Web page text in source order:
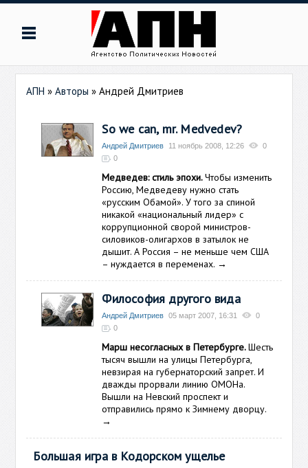
АПН »Авторы »Андрей Дмитриев
So we can, mr. Medvedev?
Андрей Дмитриев 11 ноябрь 2008, 12:26
0
0
Медведев: стиль эпохи.Чтобы изменить
Россию, Медведеву нужно стать
«русским Обамой». У того за спиной
никакой «национальный лидер» с
коррупционной сворой министров-
силовиков-олигархов в затылок не
дышит. А Россия – не меньше чем США
– нуждается в переменах. →
Философия другого вида
Андрей Дмитриев 05 март 2007, 16:31
0
0
Марш несогласных в Петербурге.Шесть
тысяч вышли на улицы Петербурга,
невзирая на губернаторский запрет. И
дважды прорвали линию ОМОНа.
Вышли на Невский проспект и
отправились прямо к Зимнему дворцу.
→
Большая игра в Кодорском ущелье